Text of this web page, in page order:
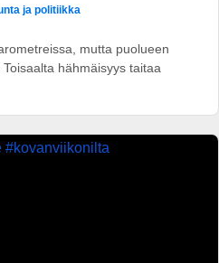
ja politiikka
mutta puolueen
hähmäisyys taitaa